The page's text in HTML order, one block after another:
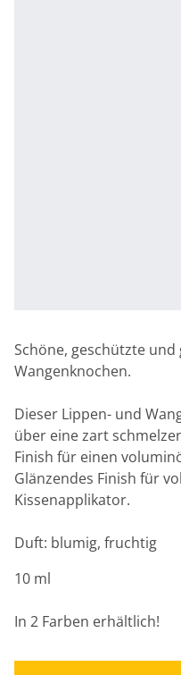
Schöne, geschützte
Wangenknochen.
Dieser Lippen- und
über eine zart
Finish für einen
Glänzendes Finish für
Kissenapplikator.
Duft: blumig, fruchtig
10 ml
In 2 Farben erhältlich!